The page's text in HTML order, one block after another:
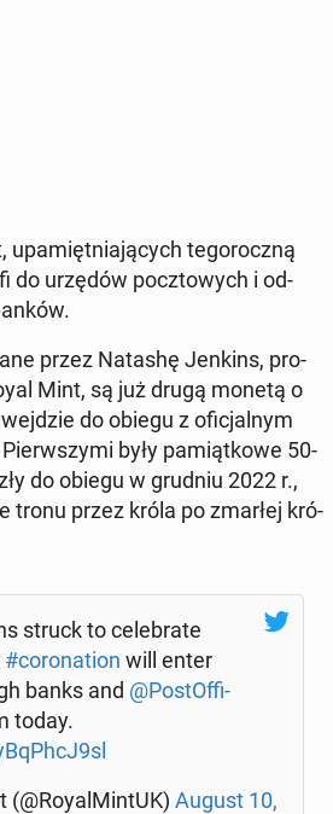
upa­mięt­nia­ją­cych te­go­rocz­ną
do urzędów pocz­to­wych i od­
przez Natashę Jenkins, pro­
Mint, są już drugą monetą o
do obiegu z ofi­cjal­nym
były pa­miąt­ko­we 50-
do obiegu w grudniu 2022 r.,
tronu przez króla po zmarłej kró­
struck to ce­le­bra­te
#co­ro­na­tion will enter
banks and @Po­stOf­fi­
today.
(@Roy­al­Min­tUK) August 10,